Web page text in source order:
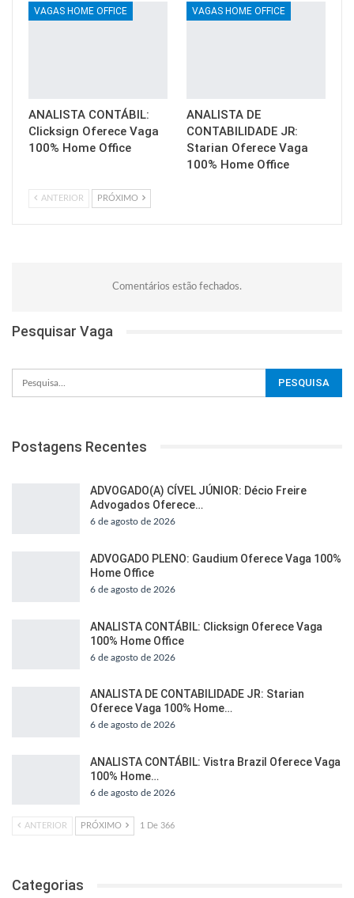
VAGAS HOME OFFICE
ANALISTA CONTÁBIL:
Clicksign Oferece Vaga
100% Home Office
VAGAS HOME OFFICE
ANALISTA DE
CONTABILIDADE JR:
Starian Oferece Vaga
100% Home Office
ANTERIOR PRÓXIMO
Comentários estão fechados.
Pesquisar Vaga
Postagens Recentes
ADVOGADO(A) CÍVEL JÚNIOR: Décio Freire
Advogados Oferece…
6 de agosto de 2026
ADVOGADO PLENO: Gaudium Oferece Vaga 100%
Home Office
6 de agosto de 2026
ANALISTA CONTÁBIL: Clicksign Oferece Vaga
100% Home Office
6 de agosto de 2026
ANALISTA DE CONTABILIDADE JR: Starian
Oferece Vaga 100% Home…
6 de agosto de 2026
ANALISTA CONTÁBIL: Vistra Brazil Oferece Vaga
100% Home…
6 de agosto de 2026
ANTERIOR PRÓXIMO 1 De 366
Categorias